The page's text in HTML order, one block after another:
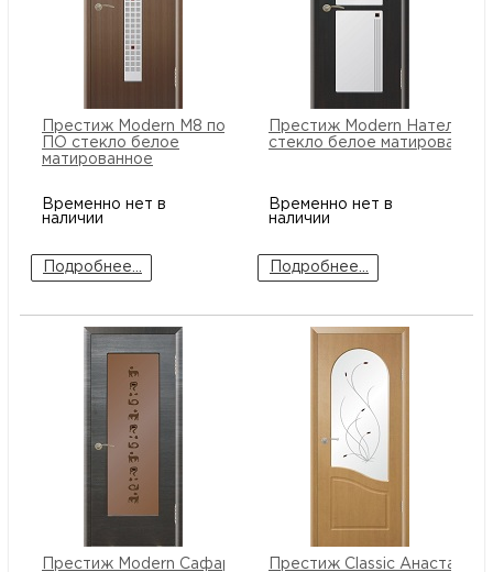
Престиж Modern М8 по центру
ПО стекло белое
матированное
Временно нет в
наличии
Подробнее...
Престиж Modern Натель ПО
стекло белое матированное
Временно нет в
наличии
Подробнее...
Престиж Modern Сафари ПО
Престиж Classic Анастастя